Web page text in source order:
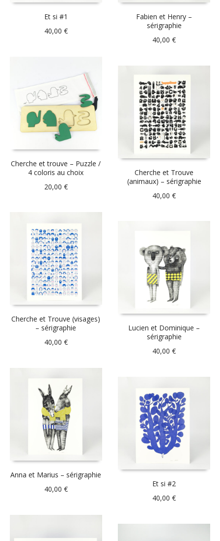
Et si #1
40,00 €
Fabien et Henry –
sérigraphie
40,00€
Cherche et trouve – Puzzle /
4 coloris au choix
20,00 €
Cherche et Trouve
(animaux) – sérigraphie
40,00€
Cherche et Trouve (visages)
– sérigraphie
40,00 €
Lucien et Dominique –
sérigraphie
40,00€
Anna et Marius – sérigraphie
40,00 €
Et si #2
40,00€